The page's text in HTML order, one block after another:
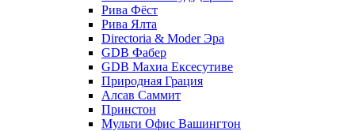
Рива Фёст
Рива Ялта
Directoria & Moder Эра
GDB Фабер
GDB Махиа Ексесутиве
Природная Грация
Алсав Саммит
Принстон
Мульти Офис Вашингтон